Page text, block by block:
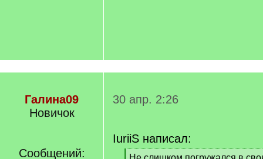
Галина09
Новичок
Сообщений:
30 апр. 2:26
IuriiS написал:
[